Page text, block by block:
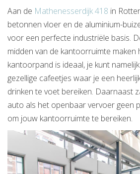
Aan de Mathenesserdijk 418 in
betonnen vloer en de aluminium-
voor een perfecte industriële basis.
midden van de kantoorruimte maken
kantoorpand is ideaal, je kunt
gezellige cafeetjes waar je een
drinken te voet bereiken. Daarnaast
auto als het openbaar vervoer geen
om jouw kantoorruimte te bereiken.